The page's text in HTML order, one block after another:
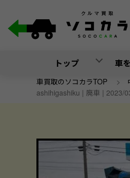
トップ 車
車買取のソコカラTOP >
ashihigashiku | 廃車 | 2023/